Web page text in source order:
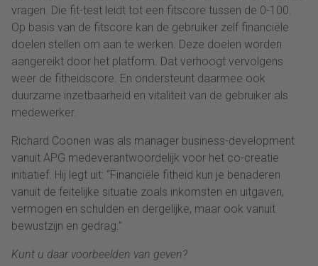
vragen. Die fit-test leidt tot een fitscore tussen de 0-100.
Op basis van de fitscore kan de gebruiker zelf financiële
doelen stellen om aan te werken. Deze doelen worden
aangereikt door het platform. Dat verhoogt vervolgens
weer de fitheidscore. En ondersteunt daarmee ook
duurzame inzetbaarheid en vitaliteit van de gebruiker als
medewerker.
Richard Coonen was als manager business-development
vanuit APG medeverantwoordelijk voor het co-creatie
initiatief. Hij legt uit: “Financiële fitheid kun je benaderen
vanuit de feitelijke situatie zoals inkomsten en uitgaven,
vermogen en schulden en dergelijke, maar ook vanuit
bewustzijn en gedrag.”
Kunt u daar voorbeelden van geven?